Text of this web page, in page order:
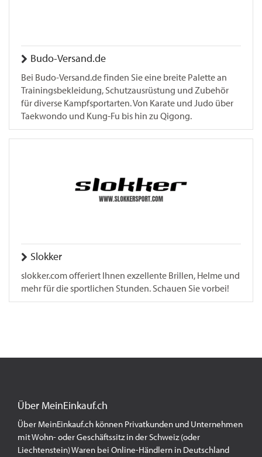
Budo-Versand.de
Bei Budo-Versand.de finden Sie eine breite Palette an
Trainingsbekleidung, Schutzausrüstung und Zubehör
für diverse Kampfsportarten. Von Karate und Judo über
Taekwondo und Kung-Fu bis hin zu Qigong.
Slokker
slokker.com offeriert Ihnen exzellente Brillen, Helme und
mehr für die sportlichen Stunden. Schauen Sie vorbei!
Über MeinEinkauf.ch
Über MeinEinkauf.ch können Privatkunden und Unternehmen
mit Wohn- oder Geschäftssitz in der Schweiz (oder
Liechtenstein) Waren bei Online-Händlern in Deutschland